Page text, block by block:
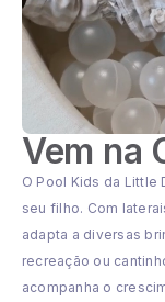
Vem na
O Pool Kids da Little
seu filho. Com
adapta a diversas
recreação ou
acompanha o